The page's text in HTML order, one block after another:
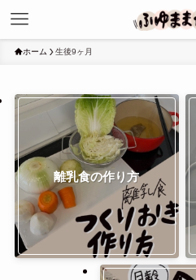
ホーム 生後9ヶ月
離乳食の作り方